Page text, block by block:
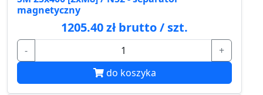
magnetyczny
1205.40 zł brutto / szt.
-
+
do koszyka